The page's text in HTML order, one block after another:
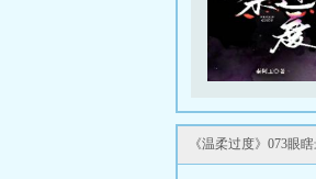
《温柔过度》073眼